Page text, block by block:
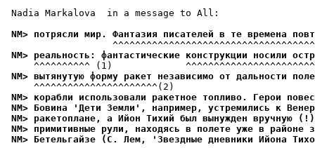
Nadia Markalova  in a message to All:
NM> потрясли мир. Фантазия писателей в те времена
NM> реальность: фантастические конструкции носили
NM> вытянутую форму ракет независимо от дальности
NM> корабли использовали ракетное топливо. Герои
NM> Бовина 'Дети Земли', например, устремились к
NM> ракетоплане, а Ийон Тихий был вынужден вручную
NM> примитивные рули, находясь в полете уже в районе
NM> Бетельгайзе (С. Лем, 'Звездные дневники Ийона